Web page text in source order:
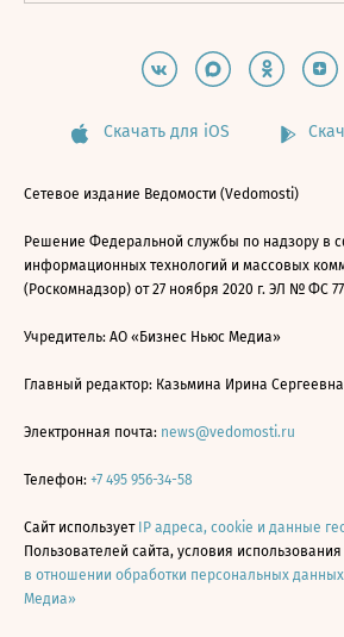
Скачать для iOS
Сетевое издание Ведомости (Vedomosti)
Решение Федеральной службы по надзору в
информационных технологий и массовых
(Роскомнадзор) от 27 ноября 2020 г. ЭЛ № ФС
Учредитель: АО «Бизнес Ньюс Медиа»
Главный редактор: Казьмина Ирина Сергеевна
Электронная почта: news@vedomosti.ru
Телефон: +7 495 956-34-58
Сайт использует IP адреса, cookie и данные
Пользователей сайта, условия
в отношении обработки персональных
Медиа»